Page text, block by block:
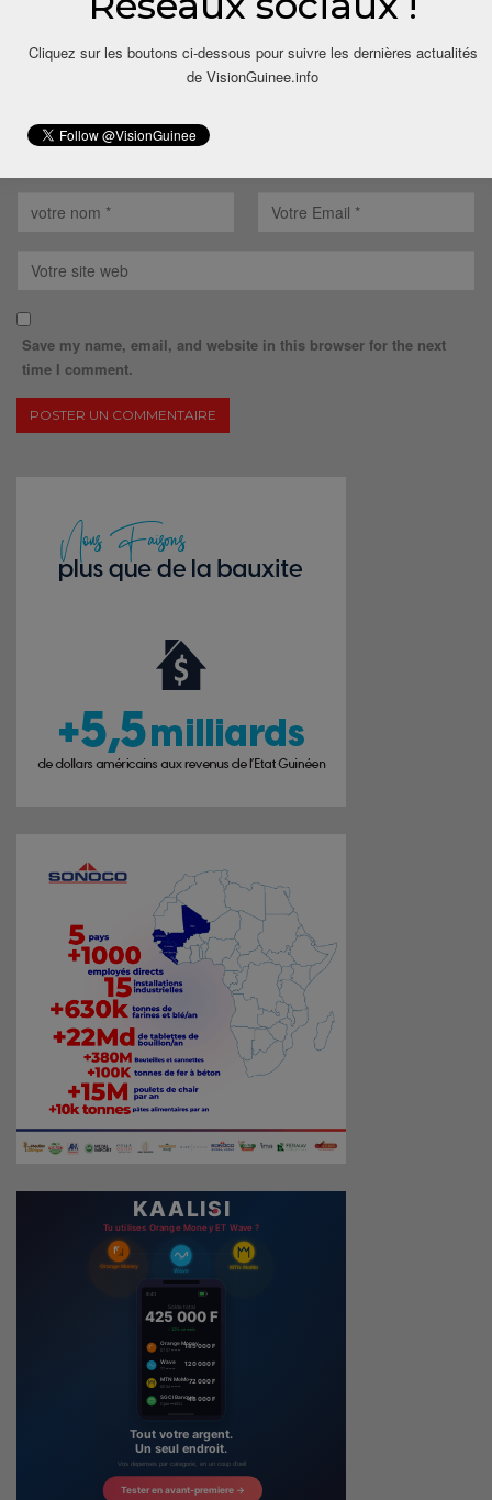
Save my name, email, and website in this browser for the next
time I comment.
Cliquez sur les boutons ci-dessous pour suivre les dernières actualités
de VisionGuinee.info